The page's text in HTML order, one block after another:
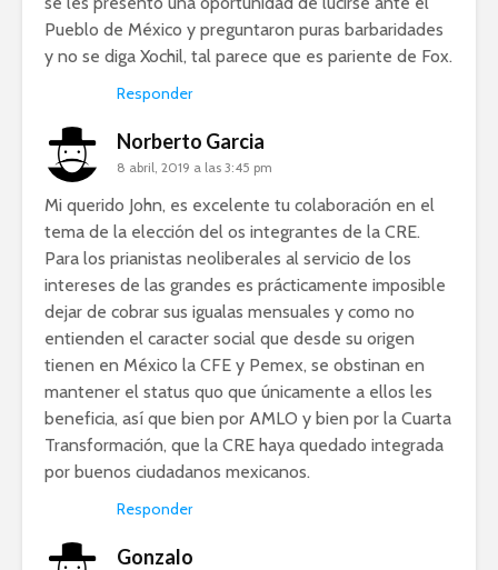
Pueblo de México y preguntaron puras barbaridades
y no se diga Xochil, tal parece que es pariente de Fox.
Responder
Norberto Garcia
8 abril, 2019 a las 3:45 pm
Mi querido John, es excelente tu colaboración en el
tema de la elección del os integrantes de la CRE.
Para los prianistas neoliberales al servicio de los
intereses de las grandes es prácticamente imposible
dejar de cobrar sus igualas mensuales y como no
entienden el caracter social que desde su origen
tienen en México la CFE y Pemex, se obstinan en
mantener el status quo que únicamente a ellos les
beneficia, así que bien por AMLO y bien por la Cuarta
Transformación, que la CRE haya quedado integrada
por buenos ciudadanos mexicanos.
Responder
Gonzalo